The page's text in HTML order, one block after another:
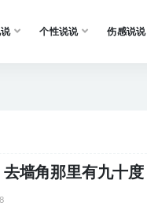
个性说说 伤感说说
墙角那里有九十度